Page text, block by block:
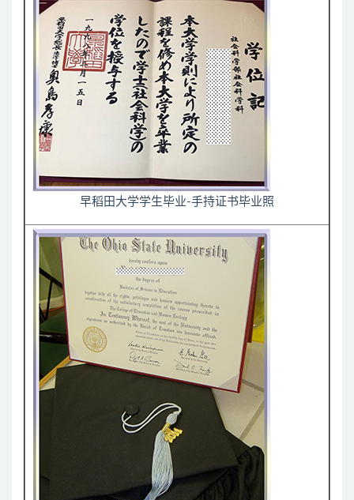
早稻田大学学生毕业-手持证书毕业照